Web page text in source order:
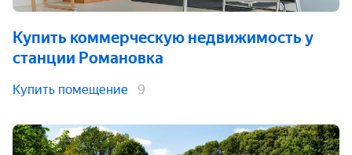
Купить коммерческую недвижимость у
станции Романовка
Купить помещение 9